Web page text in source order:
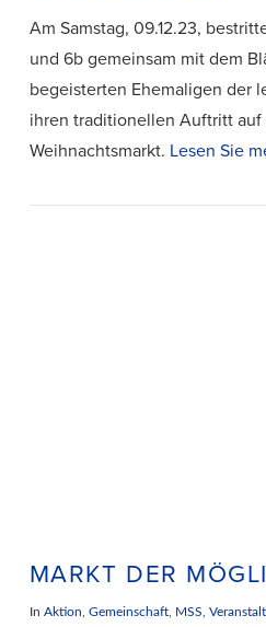
Am Samstag, 09.12.23,
und 6b gemeinsam mit dem
begeisterten Ehemaligen der
ihren traditionellen Auftritt auf
Weihnachtsmarkt. Lesen Sie
MARKT DER
In Aktion Gemeinschaft, MSS